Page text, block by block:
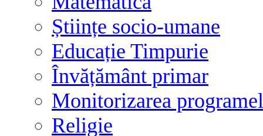
Științe socio-umane
Educație Timpurie
Învățământ primar
Monitorizarea
Religie